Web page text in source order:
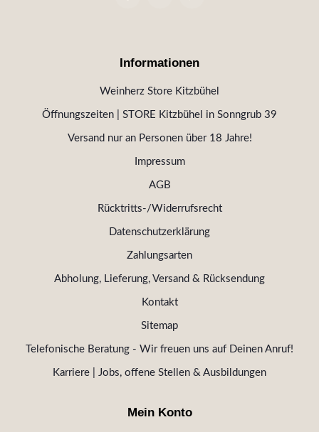
Informationen
Weinherz Store Kitzbühel
Öffnungszeiten | STORE Kitzbühel in Sonngrub 39
Versand nur an Personen über 18 Jahre!
Impressum
AGB
Rücktritts-/Widerrufsrecht
Datenschutzerklärung
Zahlungsarten
Abholung, Lieferung, Versand & Rücksendung
Kontakt
Sitemap
Telefonische Beratung - Wir freuen uns auf Deinen Anruf!
Karriere | Jobs, offene Stellen & Ausbildungen
Mein Konto